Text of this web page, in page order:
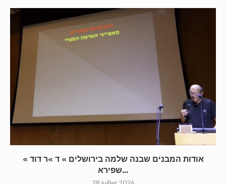
« אודות המבנים שבנה שלמה בירושלים » ד »ר דוד
שפירא...